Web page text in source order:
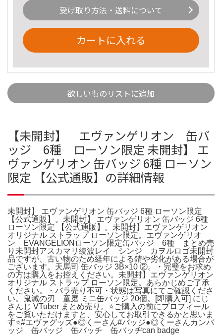
受け取り方法・送料について
カートに入れる
欲しいものリストに追加
【未開封】 エヴァンゲリオン 缶バ
ッジ 6種 ローソン限定 未開封】 エ
ヴァンゲリオン 缶バッジ 6種 ローソン
限定 【公式通販】の詳細情報
未開封】 エヴァンゲリオン 缶バッジ 6種 ローソン限定
【公式通販】。未開封】 エヴァンゲリオン 缶バッジ 6種
ローソン限定 【公式通販】。未開封】エヴァンゲリオン
オリジナル ストラップ ローソン限定。エヴァンゲリオ
ン EVANGELIONローソン限定缶バッジ 6種 まとめ売
り未開封アスカマリ綾波レイ シンジ カヲルロゴ未開封
品ですが、古い物のため経年による錆や劣化がある場合が
ございます。天馬司 缶バッジ 3B×10 ②。・完璧をお求め
の方は購入をお控えください。未開封】エヴァンゲリオン
オリジナル ストラップ ローソン限定。あらかじめご了承
ください。・バラ売り不可・状態は写真にてご確認くださ
い。鬼滅の刃 童磨 ミニ缶バッジ 20個。[即購入可] にじ
さんじ VTuber まとめ売り。⭐️ご購入の前にプロフィール
をご覧いただけますと、安心してお取引できるかと思いま
す⭐️#エヴァグッズ●◎くーさん#バッジ●◎くーさんカンバ
ッジ 缶バッジ 缶バッチ 缶バッヂcan badge